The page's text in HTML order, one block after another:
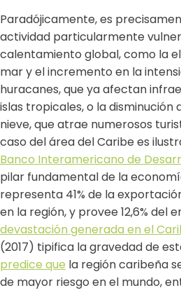
Paradójicamente, es
actividad particularmente
calentamiento global, como la
mar y el incremento en la
huracanes, que ya afectan
islas tropicales, o la
nieve, que atrae numerosos
caso del área del Caribe es
Banco Interamericano de
pilar fundamental de la
representa 41% de la
en la región, y provee 12,6% del
devastación generada en el
(2017) tipifica la gravedad de
predice que la región caribeña
de mayor riesgo en el mundo,